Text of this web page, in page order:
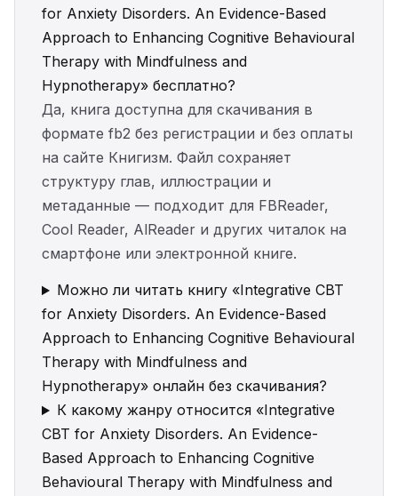
for Anxiety Disorders. An Evidence-Based
Approach to Enhancing Cognitive Behavioural
Therapy with Mindfulness and
Hypnotherapy» бесплатно?
Да, книга доступна для скачивания в
формате fb2 без регистрации и без оплаты
на сайте Книгизм. Файл сохраняет
структуру глав, иллюстрации и
метаданные — подходит для FBReader,
Cool Reader, AlReader и других читалок на
смартфоне или электронной книге.
Можно ли читать книгу «Integrative CBT
for Anxiety Disorders. An Evidence-Based
Approach to Enhancing Cognitive Behavioural
Therapy with Mindfulness and
Hypnotherapy» онлайн без скачивания?
К какому жанру относится «Integrative
CBT for Anxiety Disorders. An Evidence-
Based Approach to Enhancing Cognitive
Behavioural Therapy with Mindfulness and